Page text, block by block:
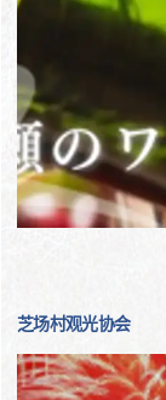
芝场村观光协会